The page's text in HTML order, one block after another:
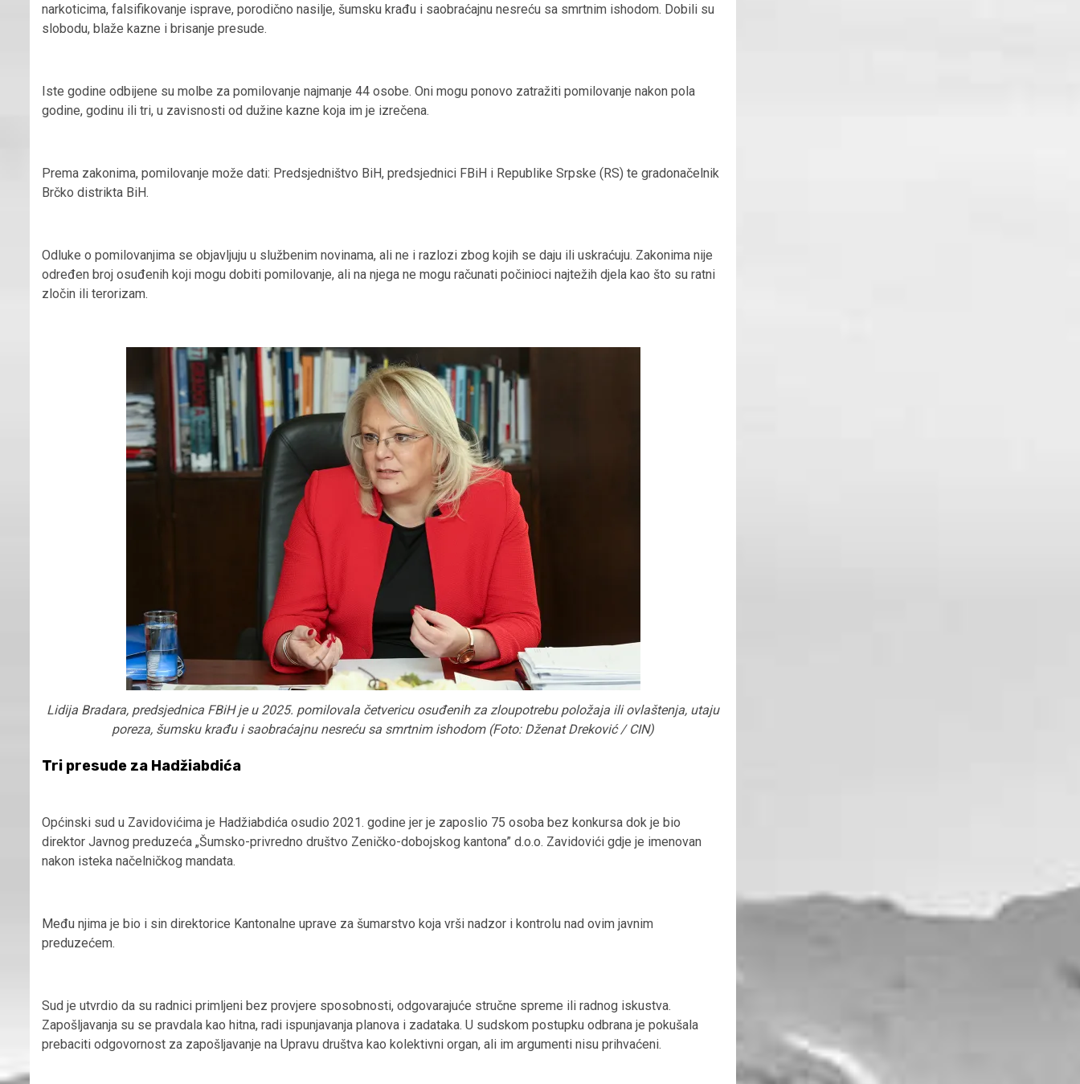
narkoticima, falsifikovanje isprave, porodično nasilje, šumsku krađu i saobraćajnu nesreću sa smrtnim ishodom. Dobili su
slobodu, blaže kazne i brisanje presude.
Iste godine odbijene su molbe za pomilovanje najmanje 44 osobe. Oni mogu ponovo zatražiti pomilovanje nakon pola
godine, godinu ili tri, u zavisnosti od dužine kazne koja im je izrečena.
Prema zakonima, pomilovanje može dati: Predsjedništvo BiH, predsjednici FBiH i Republike Srpske (RS) te gradonačelnik
Brčko distrikta BiH.
Odluke o pomilovanjima se objavljuju u službenim novinama, ali ne i razlozi zbog kojih se daju ili uskraćuju. Zakonima nije
određen broj osuđenih koji mogu dobiti pomilovanje, ali na njega ne mogu računati počinioci najtežih djela kao što su ratni
zločin ili terorizam.
Lidija Bradara, predsjednica FBiH je u 2025. pomilovala četvericu osuđenih za zloupotrebu položaja ili ovlaštenja, utaju
poreza, šumsku krađu i saobraćajnu nesreću sa smrtnim ishodom (Foto: Dženat Dreković / CIN)
Tri presude za Hadžiabdića
Općinski sud u Zavidovićima je Hadžiabdića osudio 2021. godine jer je zaposlio 75 osoba bez konkursa dok je bio
direktor Javnog preduzeća „Šumsko-privredno društvo Zeničko-dobojskog kantona” d.o.o. Zavidovići gdje je imenovan
nakon isteka načelničkog mandata.
Među njima je bio i sin direktorice Kantonalne uprave za šumarstvo koja vrši nadzor i kontrolu nad ovim javnim
preduzećem.
Sud je utvrdio da su radnici primljeni bez provjere sposobnosti, odgovarajuće stručne spreme ili radnog iskustva.
Zapošljavanja su se pravdala kao hitna, radi ispunjavanja planova i zadataka. U sudskom postupku odbrana je pokušala
prebaciti odgovornost za zapošljavanje na Upravu društva kao kolektivni organ, ali im argumenti nisu prihvaćeni.